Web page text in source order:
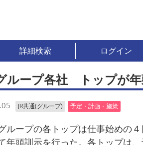
詳細検索 ログイン
ループ各社 トップが
JR共通(グループ) 予定・計画・施策
ループの各トップは仕事始めの
年頭訓示を行った。各トップは